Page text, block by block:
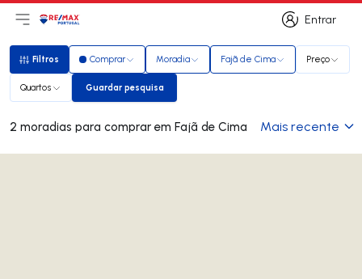
Entrar
Entrar
Abri menu principal
LogoIr para página inicial
Filtros
Filtros Comprar Moradia Fajã de Cima Preço
Quartos Guardar pesquisa
Guardar pesquisa
2 moradias para comprar em Fajã de Cima Mais recente